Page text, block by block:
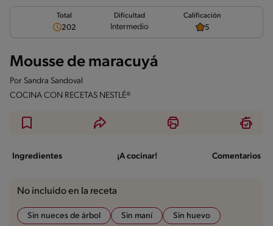
Total
202
Dificultad
Intermedio
Calificación
5
Mousse de maracuyá
Por Sandra Sandoval
COCINA CON RECETAS NESTLÉ®
Ingredientes ¡A cocinar! Comentarios
No incluido en la receta
Sin nueces de árbol Sin maní Sin huevo